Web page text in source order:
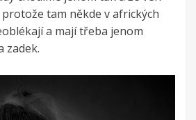
tam někde v afrických
a mají třeba jenom
zadek.